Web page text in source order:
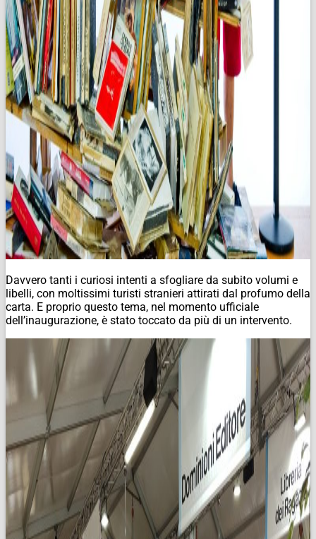
Davvero tanti i curiosi intenti a sfogliare da subito volumi e
libelli, con moltissimi turisti stranieri attirati dal profumo della
carta. E proprio questo tema, nel momento ufficiale
dell’inaugurazione, è stato toccato da più di un intervento.